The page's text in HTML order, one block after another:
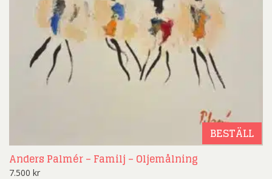
BESTÄLL
Anders Palmér – Familj – Oljemålning
7.500 kr